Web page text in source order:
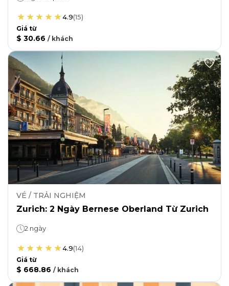
4.9(15)
Giá từ
$ 30.66 / khách
VÉ / TRẢI NGHIỆM
Zurich: 2 Ngày Bernese Oberland Từ Zurich
2 ngày
4.9(14)
Giá từ
$ 668.86 / khách